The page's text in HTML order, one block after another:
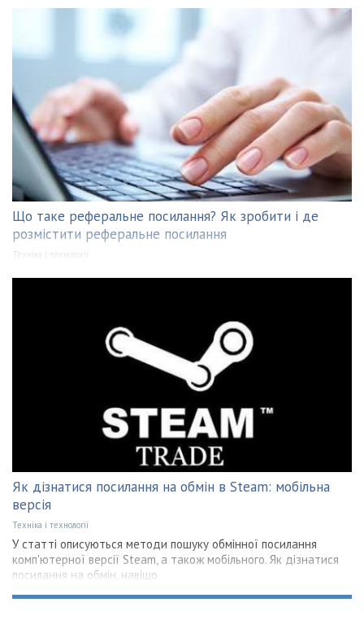
Що таке реферальне посилання? Як зробити і де
розмістити реферальне посилання
Техніка і технології
Як дізнатися посилання на обмін в Steam: мобільна
версія
Техніка і технології
У статті описуються методи пошуку обмінної посилання
комп'ютерної версії Steam, а також мобільного. Як дізнатися
посилання на обмін, навіщо